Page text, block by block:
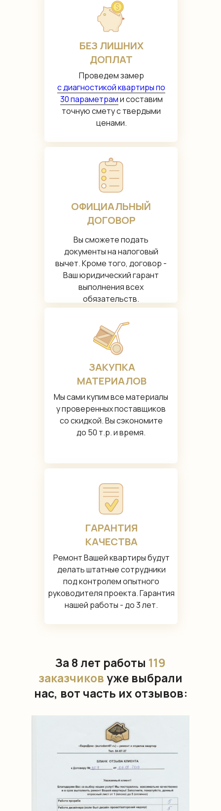
БЕЗ ЛИШНИХ
ДОПЛАТ
Проведем замер
с диагностикой квартиры по
30 параметрами составим
точную смету с твердыми
ценами.
ОФИЦИАЛЬНЫЙ
ДОГОВОР
Вы сможете подать
документы на налоговый
вычет. Кроме того, договор -
Ваш юридический гарант
выполнения всех
обязательств.
ЗАКУПКА
МАТЕРИАЛОВ
Мы сами купим все материалы
у проверенных поставщиков
со скидкой. Вы сэкономите
до 50 т.р. и время.
ГАРАНТИЯ
КАЧЕСТВА
Ремонт Вашей квартиры будут
делать штатные сотрудники
под контролем опытного
руководителя проекта. Гарантия
нашей работы - до 3 лет.
За 8 лет работы 119
заказчиковуже выбрали
нас, вот часть их отзывов: